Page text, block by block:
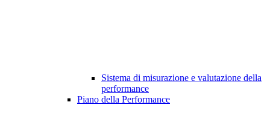
Sistema di misurazione e valutazione della
performance
Piano della Performance